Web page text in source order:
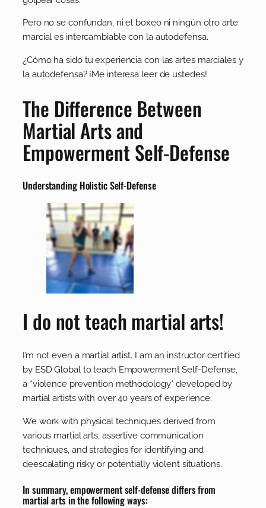
Pero no se confundan, ni el boxeo ni ningún otro arte
marcial es intercambiable con la autodefensa.
¿Cómo ha sido tu experiencia con las artes marciales y
la autodefensa? ¡Me interesa leer de ustedes!
The Difference Between
Martial Arts and
Empowerment Self-Defense
Understanding Holistic Self-Defense
I do not teach martial arts!
I’m not even a martial artist. I am an instructor certified
by ESD Global to teach Empowerment Self-Defense,
a *violence prevention methodology* developed by
martial artists with over 40 years of experience.
We work with physical techniques derived from
various martial arts, assertive communication
techniques, and strategies for identifying and
deescalating risky or potentially violent situations.
In summary, empowerment self-defense differs from
martial arts in the following ways: